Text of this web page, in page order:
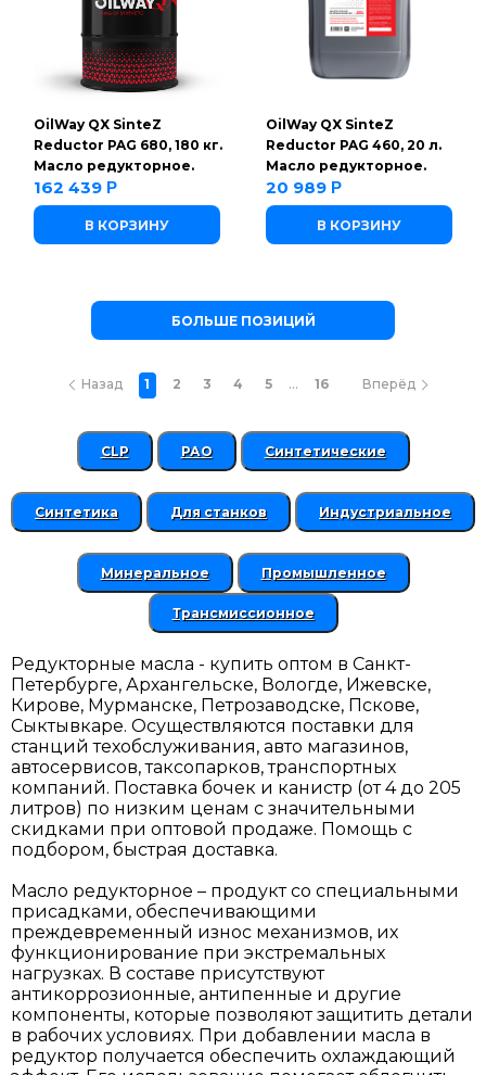
OilWay QX SinteZ
Reductor PAG 680, 180 кг.
Масло редукторное.
162 439 Р
В КОРЗИНУ
OilWay QX SinteZ
Reductor PAG 460, 20 л.
Масло редукторное.
20 989 Р
В КОРЗИНУ
БОЛЬШЕ ПОЗИЦИЙ
Назад 1 2 3 4 5 ... 16 Вперёд
CLP РАО Синтетические
Синтетика Для станков Индустриальное
Минеральное Промышленное
Трансмиссионное
Редукторные масла - купить оптом в Санкт-
Петербурге, Архангельске, Вологде, Ижевске,
Кирове, Мурманске, Петрозаводске, Пскове,
Сыктывкаре. Осуществляются поставки для
станций техобслуживания, авто магазинов,
автосервисов, таксопарков, транспортных
компаний. Поставка бочек и канистр (от 4 до 205
литров) по низким ценам с значительными
скидками при оптовой продаже. Помощь с
подбором, быстрая доставка.
Масло редукторное – продукт со специальными
присадками, обеспечивающими
преждевременный износ механизмов, их
функционирование при экстремальных
нагрузках. В составе присутствуют
антикоррозионные, антипенные и другие
компоненты, которые позволяют защитить детали
в рабочих условиях. При добавлении масла в
редуктор получается обеспечить охлаждающий